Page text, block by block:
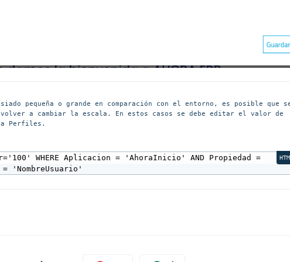
pequeña o grande en comparación con el entorno, es posible que
a cambiar la escala. En estos casos se debe editar el valor de
Perfiles.
WHERE Aplicacion = 'AhoraInicio' AND Propiedad =
'NombreUsuario'